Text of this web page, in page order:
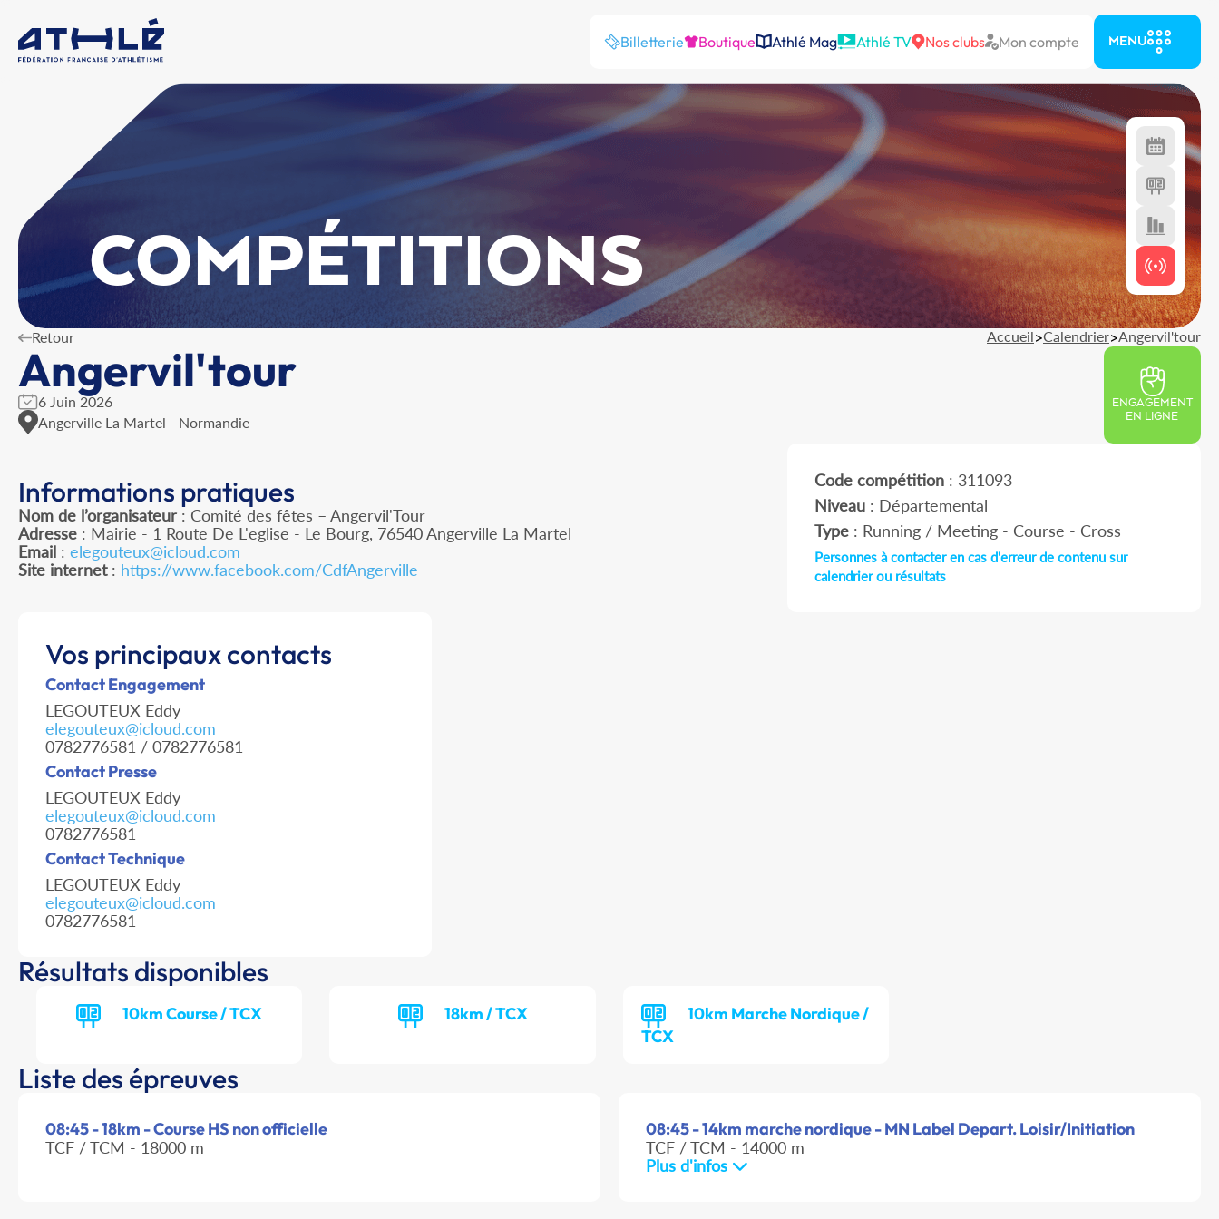
Billetterie Boutique Athlé Mag Athlé TV Nos clubs Mon compte MENU
COMPÉTITIONS
Retour Accueil>Calendrier>Angervil'tour
Angervil'tour
6 Juin 2026
Angerville La Martel - Normandie
ENGAGEMENT
EN LIGNE
Informations pratiques
Nom de l’organisateur : Comité des fêtes – Angervil'Tour
Adresse : Mairie - 1 Route De L'eglise - Le Bourg, 76540 Angerville La Martel
Email : elegouteux@icloud.com
Site internet: https://www.facebook.com/CdfAngerville
Code compétition: 311093
Niveau: Départemental
Type: Running / Meeting - Course - Cross
Personnes à contacter en cas d'erreur de contenu sur
calendrier ou résultats
Vos principaux contacts
Contact Engagement
LEGOUTEUX Eddy
elegouteux@icloud.com
0782776581 / 0782776581
Contact Presse
LEGOUTEUX Eddy
elegouteux@icloud.com
0782776581
Contact Technique
LEGOUTEUX Eddy
elegouteux@icloud.com
0782776581
Résultats disponibles
10km Course / TCX 18km / TCX
10km Marche Nordique /
TCX
Liste des épreuves
08:45 - 18km - Course HS non officielle
TCF / TCM - 18000 m
08:45 - 14km marche nordique - MN Label Depart. Loisir/Initiation
TCF / TCM - 14000 m
Plus d'infos